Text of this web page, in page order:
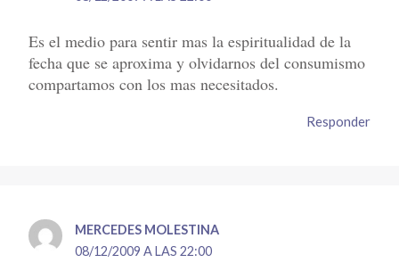
Es el medio para sentir mas la espiritualidad de la
fecha que se aproxima y olvidarnos del consumismo
compartamos con los mas necesitados.
Responder
MERCEDES MOLESTINA
08/12/2009 A LAS 22:00